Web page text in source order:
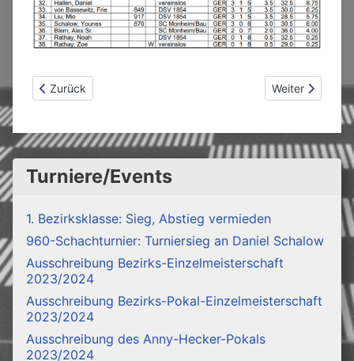
Vorheriger Beitrag: Ergebnisse des Jugend-Open 2024
Zurück Nächster
Weiter
Turniere/Events
1. Bezirksklasse: Sieg, Abstieg vermieden
960-Schachturnier: Turniersieg an Daniel Schalow
Ausschreibung Bezirks-Einzelmeisterschaft
2023/2024
Ausschreibung Bezirks-Pokal-Einzelmeisterschaft
2023/2024
Ausschreibung des Anny-Hecker-Pokals
2023/2024